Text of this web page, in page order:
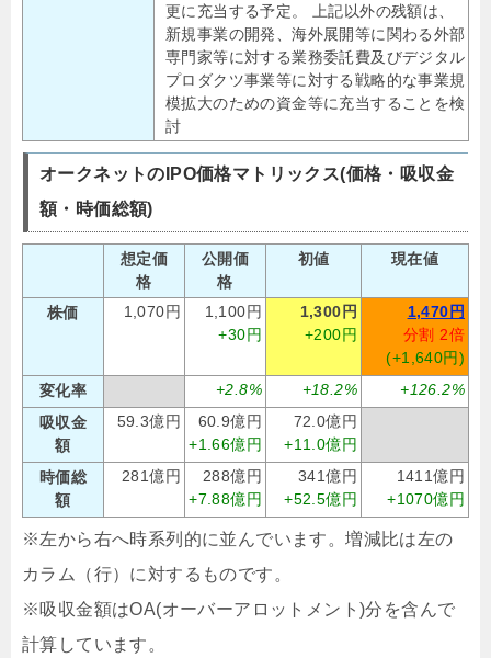
更に充当する予定。 上記以外の残額は、
新規事業の開発、海外展開等に関わる外部
専門家等に対する業務委託費及びデジタル
プロダクツ事業等に対する戦略的な事業規
模拡大のための資金等に充当することを検
討
オークネットのIPO価格マトリックス(価格・吸収金
額・時価総額)
想定価
格
公開価
格
初値 現在値
株価 1,070円
1,100円
+30円
1,300円
+200円
1,470円
分割 2倍
(+1,640円)
変化率
+2.8% +18.2%
+126.2%
吸収金
額
59.3億円
60.9億円
+1.66億円
72.0億円
+11.0億円
時価総
額
281億円
288億円
+7.88億円
341億円
+52.5億円
1411億円
+1070億円
※左から右へ時系列的に並んでいます。増減比は左の
カラム（行）に対するものです。
※吸収金額はOA(オーバーアロットメント)分を含んで
計算しています。